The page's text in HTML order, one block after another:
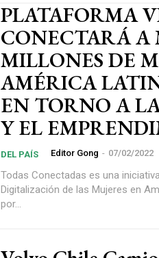
PLATAFORMA
CONECTARÁ A
MILLONES DE
AMÉRICA
EN TORNO A
Y EL
DEL PAÍS Editor Gong - 07/02/2022
Todas Conectadas es una
Digitalización de las Mujeres en
por...